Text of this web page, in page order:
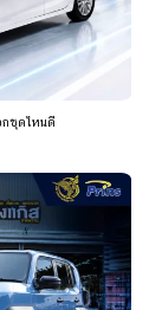
ชุดไหนดี